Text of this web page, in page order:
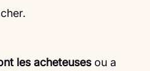
les acheteuses ou a